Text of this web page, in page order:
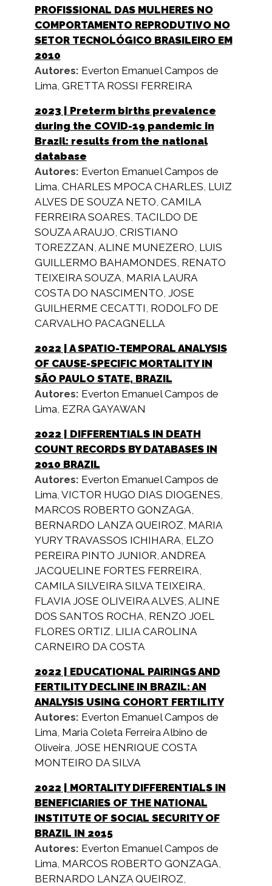
PROFISSIONAL DAS MULHERES NO
COMPORTAMENTO REPRODUTIVO NO
SETOR TECNOLÓGICO BRASILEIRO EM
2010
Autores: Everton Emanuel Campos de
Lima, GRETTA ROSSI FERREIRA
2023 | Preterm births prevalence
during the COVID-19 pandemic in
Brazil: results from the national
database
Autores: Everton Emanuel Campos de
Lima, CHARLES MPOCA CHARLES, LUIZ
ALVES DE SOUZA NETO, CAMILA
FERREIRA SOARES, TACILDO DE
SOUZA ARAUJO, CRISTIANO
TOREZZAN, ALINE MUNEZERO, LUIS
GUILLERMO BAHAMONDES, RENATO
TEIXEIRA SOUZA, MARIA LAURA
COSTA DO NASCIMENTO, JOSE
GUILHERME CECATTI, RODOLFO DE
CARVALHO PACAGNELLA
2022 | A SPATIO-TEMPORAL ANALYSIS
OF CAUSE-SPECIFIC MORTALITY IN
SÃO PAULO STATE, BRAZIL
Autores: Everton Emanuel Campos de
Lima, EZRA GAYAWAN
2022 | DIFFERENTIALS IN DEATH
COUNT RECORDS BY DATABASES IN
2010 BRAZIL
Autores: Everton Emanuel Campos de
Lima, VICTOR HUGO DIAS DIOGENES,
MARCOS ROBERTO GONZAGA,
BERNARDO LANZA QUEIROZ, MARIA
YURY TRAVASSOS ICHIHARA, ELZO
PEREIRA PINTO JUNIOR, ANDREA
JACQUELINE FORTES FERREIRA,
CAMILA SILVEIRA SILVA TEIXEIRA,
FLAVIA JOSE OLIVEIRA ALVES, ALINE
DOS SANTOS ROCHA, RENZO JOEL
FLORES ORTIZ, LILIA CAROLINA
CARNEIRO DA COSTA
2022 | EDUCATIONAL PAIRINGS AND
FERTILITY DECLINE IN BRAZIL: AN
ANALYSIS USING COHORT FERTILITY
Autores: Everton Emanuel Campos de
Lima, Maria Coleta Ferreira Albino de
Oliveira, JOSE HENRIQUE COSTA
MONTEIRO DA SILVA
2022 | MORTALITY DIFFERENTIALS IN
BENEFICIARIES OF THE NATIONAL
INSTITUTE OF SOCIAL SECURITY OF
BRAZIL IN 2015
Autores: Everton Emanuel Campos de
Lima, MARCOS ROBERTO GONZAGA,
BERNARDO LANZA QUEIROZ,